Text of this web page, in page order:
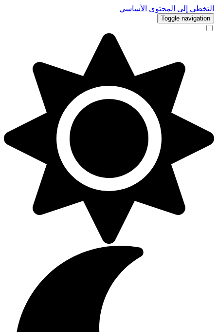
التخطي إلى المحتوى الأساسي
Toggle navigation